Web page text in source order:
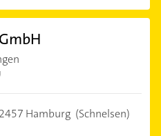
Hamburg (Schnelsen)